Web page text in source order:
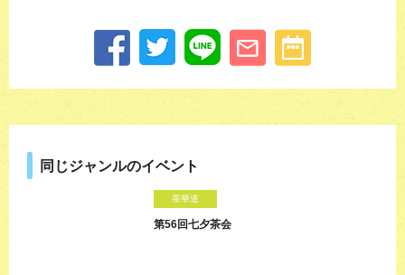
同じジャンルのイベント
茶華道
第56回七夕茶会